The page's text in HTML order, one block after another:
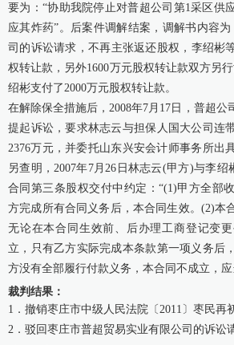
要为：“协助我院停止对普超公司第1采区供
应其炸药”。后案件调解结案，调解书内容
司的诉讼请求，不再主张返还股权，李绍彬
权转让款，另外1600万元股权转让款双方另
绍彬支付了2000万元股权转让款。
在解除保全措施后，2008年7月17日，普超公
提起诉讼，要求林志云与担保人国大公司连
2376万元，并委托山东兴安会计师事务所出
另查明，2007年7月26日林志云(甲方)与李
合同第三条股权交付中约定：“(1)甲方全部
方完成所有合同义务后，本合同生效。(2)本
无论在本合同生效前、后办理工商登记变
立，只有乙方实际完成本条款第一项义务后
方没有全部履行付款义务，本合同不成立，
裁判结果：
1．撤销枣庄市中级人民法院〔2011〕枣民再
2．驳回枣庄市普超贸易实业有限公司的诉讼